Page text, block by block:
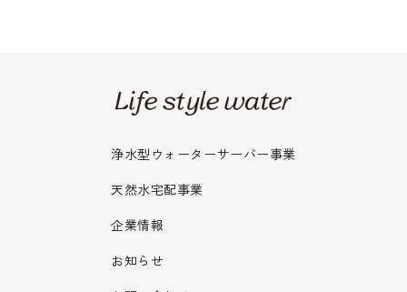
浄水型ウォーターサーバー事業
天然水宅配事業
企業情報
お知らせ